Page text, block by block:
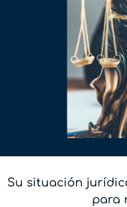
Su situación
para